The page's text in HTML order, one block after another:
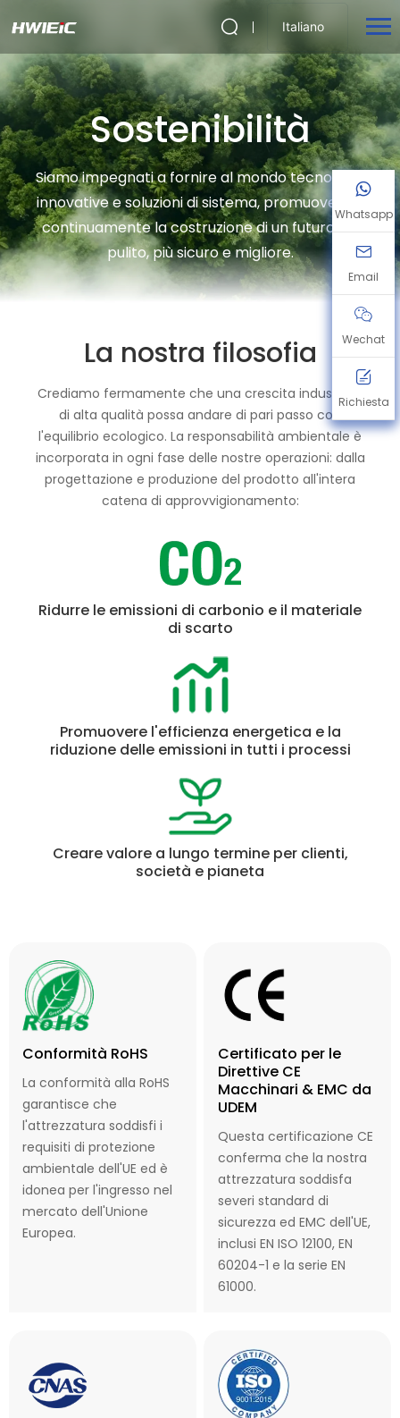
Italiano
Sostenibilità
Siamo impegnati a fornire al mondo tecnologie
innovative e soluzioni di sistema, promuovendo
continuamente la costruzione di un futuro più
pulito, più sicuro e migliore.
La nostra filosofia
Crediamo fermamente che una crescita industriale
di alta qualità possa andare di pari passo con
l'equilibrio ecologico. La responsabilità ambientale è
incorporata in ogni fase delle nostre operazioni: dalla
progettazione e produzione del prodotto all'intera
catena di approvvigionamento:
Ridurre le emissioni di carbonio e il materiale
di scarto
Promuovere l'efficienza energetica e la
riduzione delle emissioni in tutti i processi
Creare valore a lungo termine per clienti,
società e pianeta
Conformità RoHS
La conformità alla RoHS
garantisce che
l'attrezzatura soddisfi i
requisiti di protezione
ambientale dell'UE ed è
idonea per l'ingresso nel
mercato dell'Unione
Europea.
Certificato per le
Direttive CE
Macchinari & EMC da
UDEM
Questa certificazione CE
conferma che la nostra
attrezzatura soddisfa
severi standard di
sicurezza ed EMC dell'UE,
inclusi EN ISO 12100, EN
60204-1 e la serie EN
61000.
Whatsapp
Email
Wechat
Richiesta